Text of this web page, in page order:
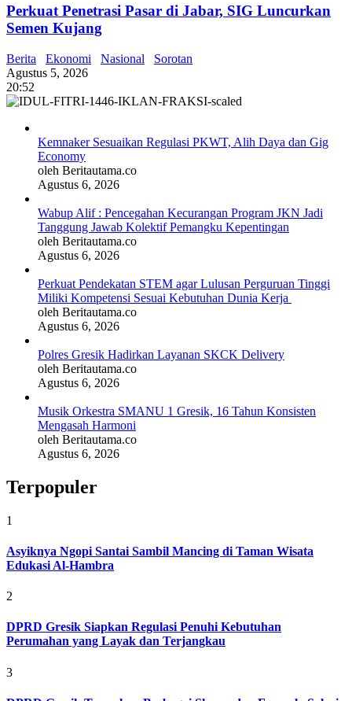
Perkuat Penetrasi Pasar di Jabar, SIG Luncurkan
Semen Kujang
Berita Ekonomi Nasional
Sorotan
Agustus 5, 2026
20:52
Kemnaker Sesuaikan Regulasi PKWT, Alih Daya dan Gig
Economy
oleh Beritautama.co
Agustus 6, 2026
Wabup Alif : Pencegahan Kecurangan Program JKN Jadi
Tanggung Jawab Kolektif Pemangku Kepentingan
oleh Beritautama.co
Agustus 6, 2026
Perkuat Pendekatan STEM agar Lulusan Perguruan Tinggi
Miliki Kompetensi Sesuai Kebutuhan Dunia Kerja
oleh Beritautama.co
Agustus 6, 2026
Polres Gresik Hadirkan Layanan SKCK Delivery
oleh Beritautama.co
Agustus 6, 2026
Musik Orkestra SMANU 1 Gresik, 16 Tahun Konsisten
Mengasah Harmoni
oleh Beritautama.co
Agustus 6, 2026
Terpopuler
1
Asyiknya Ngopi Santai Sambil Mancing di Taman Wisata
Edukasi Al-Hambra
2
DPRD Gresik Siapkan Regulasi Penuhi Kebutuhan
Perumahan yang Layak dan Terjangkau
3